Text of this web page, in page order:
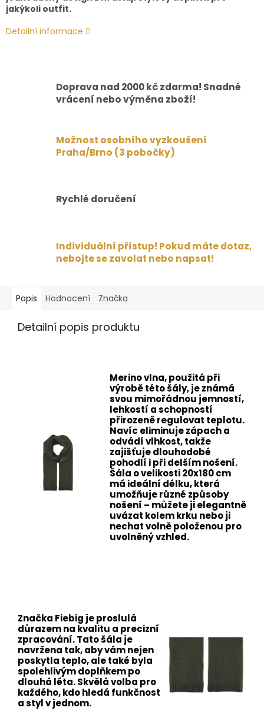
jakýkoli outfit.
Detailní informace
Doprava nad 2000 kč zdarma! Snadné
vrácení nebo výměna zboží!
Možnost osobního vyzkoušení
Praha/Brno (3 pobočky)
Rychlé doručení
Individuální přístup! Pokud máte dotaz,
nebojte se zavolat nebo napsat!
Popis Hodnocení Značka
Detailní popis produktu
Merino vlna, použitá při
výrobě této šály, je známá
svou mimořádnou jemností,
lehkostí a schopností
přirozeně regulovat teplotu.
Navíc eliminuje zápach a
odvádí vlhkost, takže
zajišťuje dlouhodobé
pohodlí i při delším nošení.
Šála o velikosti 20x180 cm
má ideální délku, která
umožňuje různé způsoby
nošení – můžete ji elegantně
uvázat kolem krku nebo ji
nechat volně položenou pro
uvolněný vzhled.
Značka Fiebig je proslulá
důrazem na kvalitu a precizní
zpracování. Tato šála je
navržena tak, aby vám nejen
poskytla teplo, ale také byla
spolehlivým doplňkem po
dlouhá léta. Skvělá volba pro
každého, kdo hledá funkčnost
a styl v jednom.